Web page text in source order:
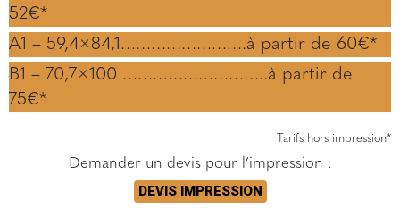
52€*
A1 – 59,4×84,1…………………….à partir de 60€*
B1 – 70,7×100 ………………………..à partir de
75€*
Tarifs hors impression*
Demander un devis pour l’impression :
DEVIS IMPRESSION